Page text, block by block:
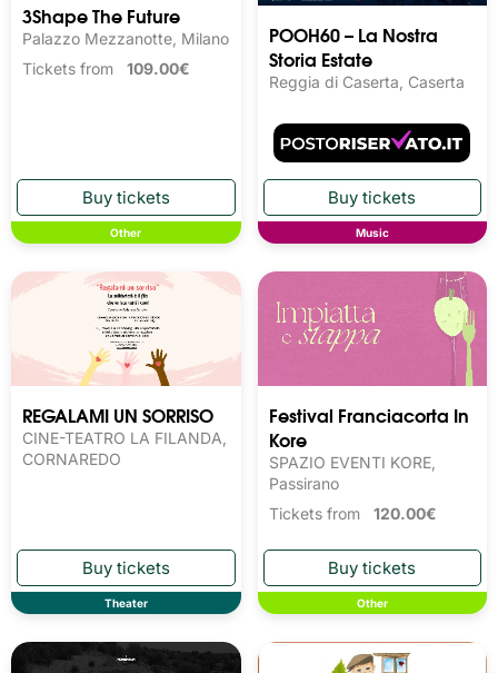
3Shape The Future
Palazzo Mezzanotte, Milano
Tickets from 109.00€
Other
POOH60 – La Nostra
Storia Estate
Reggia di Caserta, Caserta
Music
REGALAMI UN SORRISO
CINE-TEATRO LA FILANDA,
CORNAREDO
Theater
Festival Franciacorta In
Kore
SPAZIO EVENTI KORE,
Passirano
Tickets from 120.00€
Other